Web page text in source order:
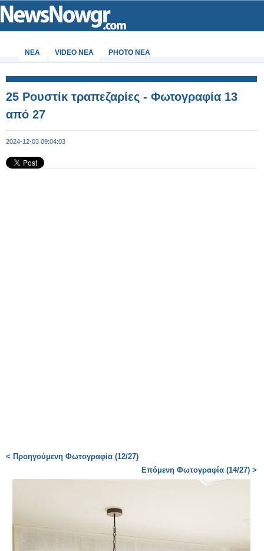
ΝΕΑ VIDEO NEA PHOTO NEA
25 Ρουστίκ τραπεζαρίες - Φωτογραφία 13
από 27
2024-12-03 09:04:03
< Προηγούμενη Φωτογραφία (12/27)
Επόμενη Φωτογραφία (14/27) >